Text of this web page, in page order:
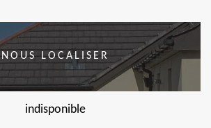
NOUS LOCALISER
indisponible